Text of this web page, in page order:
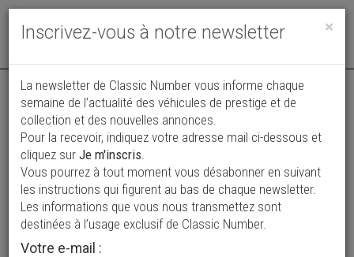
Toggle
Vos annonces vues par
plus de 4 millions de collectionneurs
Ajouter une annonce
×
Inscrivez-vous à notre newsletter
La newsletter de Classic Number vous informe chaque
semaine de l’actualité des véhicules de prestige et de
collection et des nouvelles annonces.
Pour la recevoir, indiquez votre adresse mail ci-dessous et
cliquez sur Je m'inscris.
Vous pourrez à tout moment vous désabonner en suivant
les instructions qui figurent au bas de chaque newsletter.
Les informations que vous nous transmettez sont
destinées à l’usage exclusif de Classic Number.
Votre e-mail :